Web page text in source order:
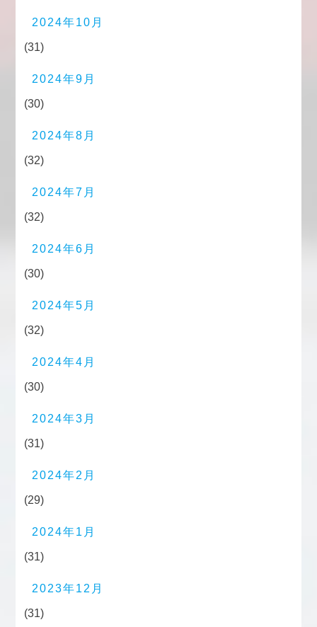
2024年10月
(31)
2024年9月
(30)
2024年8月
(32)
2024年7月
(32)
2024年6月
(30)
2024年5月
(32)
2024年4月
(30)
2024年3月
(31)
2024年2月
(29)
2024年1月
(31)
2023年12月
(31)